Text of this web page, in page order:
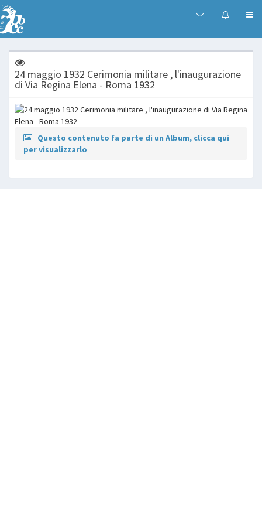
24 maggio 1932 Cerimonia militare , l'inaugurazione
di Via Regina Elena - Roma 1932
Questo contenuto fa parte di un Album, clicca qui
per visualizzarlo